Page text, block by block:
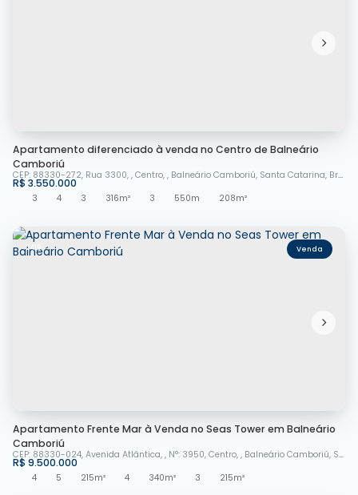
Apartamento diferenciado à venda no Centro de Balneário
Camboriú
R$ 3.550.000
CEP: 88330-272, Rua 3300 , Centro , Balneário Camboriú, Santa Catarina, Brasil
3
4 3 316m² 3 550m 208m²
2419
Apartamento Frente Mar à Venda no Seas Tower em Balneário
Camboriú
R$ 9.500.000
CEP: 88330-024, Avenida Atlântica , N°: 3950, Centro , Balneário Camboriú, Santa Catarina
4
5 215m² 4 340m² 3 215m²